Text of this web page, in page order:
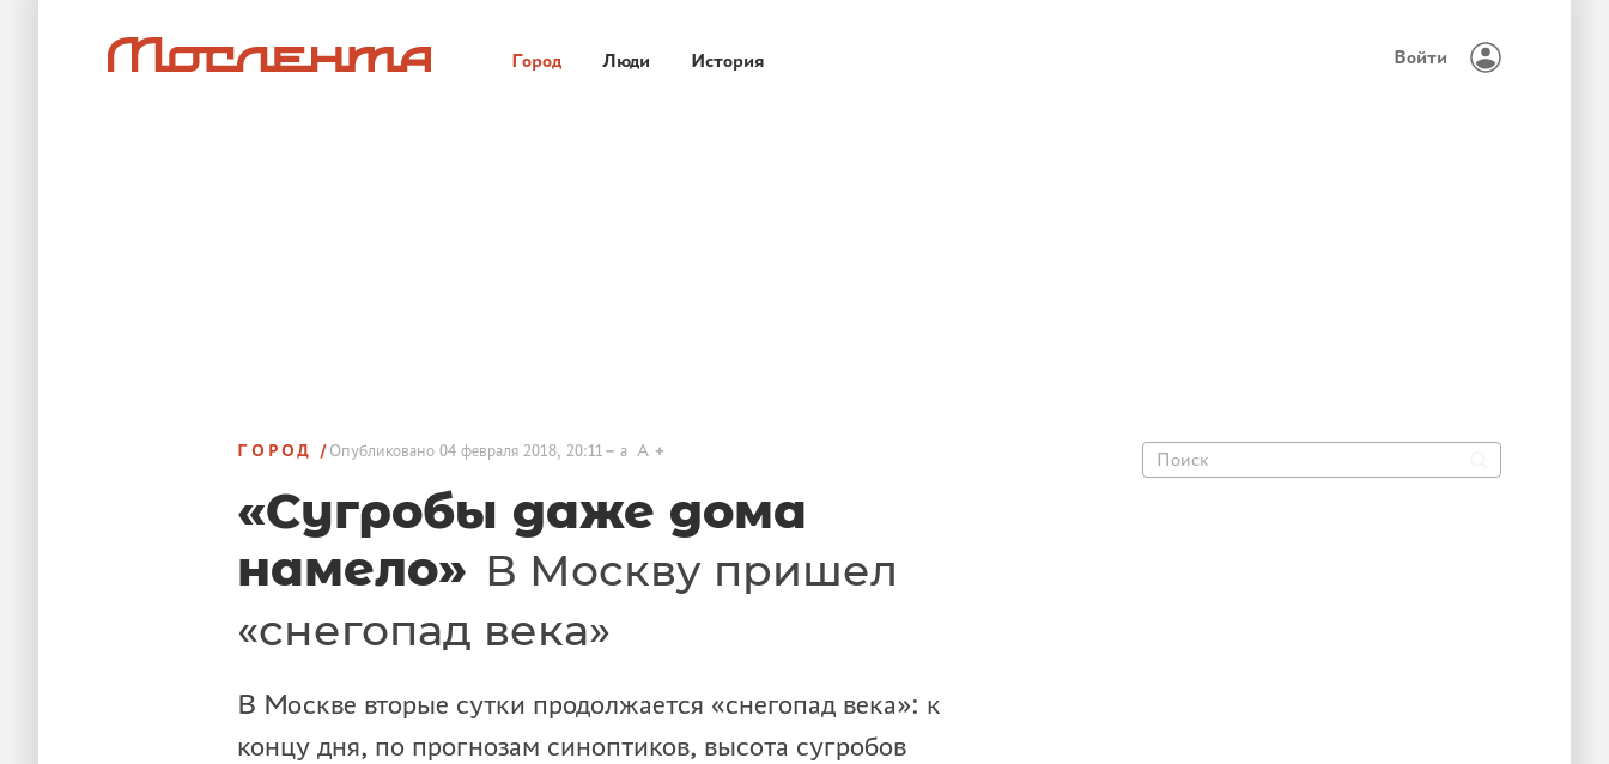
Город Люди История Войти
ГОРОД Опубликовано 04 февраля 2018, 20:11 a A
«Сугробы даже дома
намело» В Москву пришел
«снегопад века»
В Москве вторые сутки продолжается «снегопад века»: к
концу дня, по прогнозам синоптиков, высота сугробов